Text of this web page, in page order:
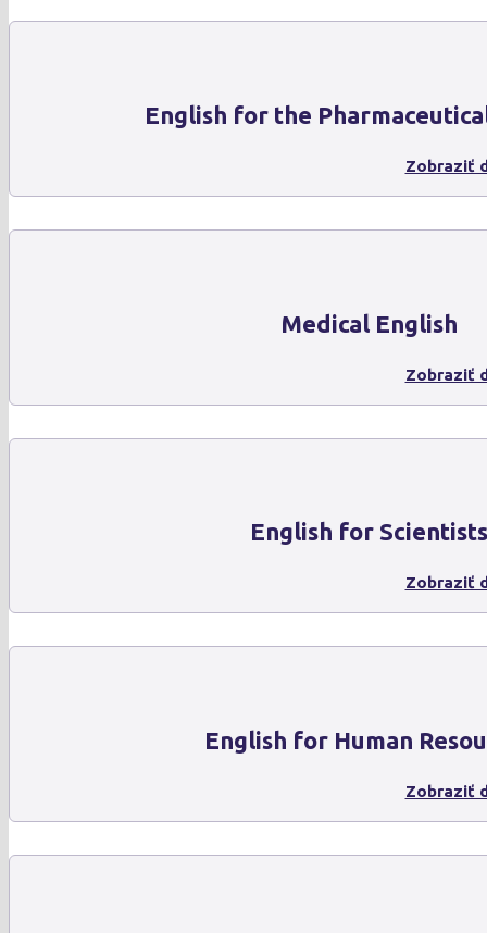
English for the
Zobraziť
Medical English
Zobraziť
English for Scientists
Zobraziť
English for Human
Zobraziť